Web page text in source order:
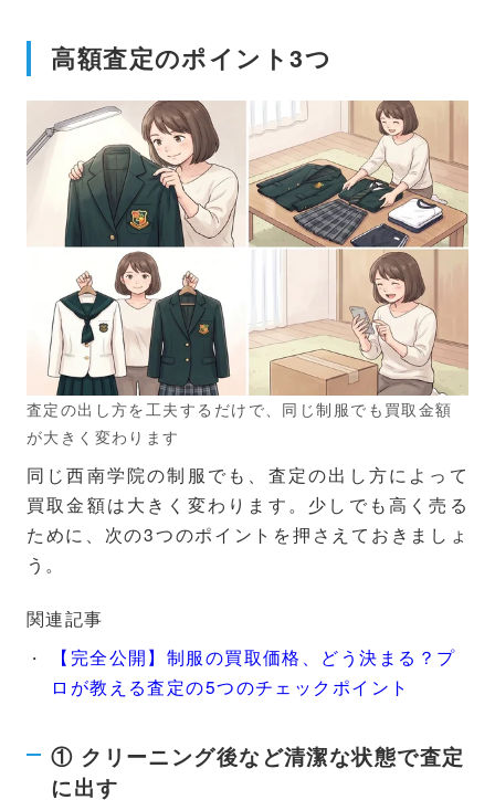
高額査定のポイント3つ
査定の出し方を工夫するだけで、同じ制服でも買取金額
が大きく変わります
同じ西南学院の制服でも、査定の出し方によって
買取金額は大きく変わります。少しでも高く売る
ために、次の3つのポイントを押さえておきましょ
う。
関連記事
【完全公開】制服の買取価格、どう決まる？プ
ロが教える査定の5つのチェックポイント
① クリーニング後など清潔な状態で査定
に出す